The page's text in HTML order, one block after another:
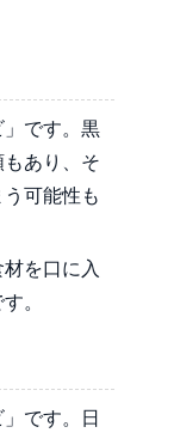
」です。黒
あり、そ
可能性も
を口に入
。
です。日